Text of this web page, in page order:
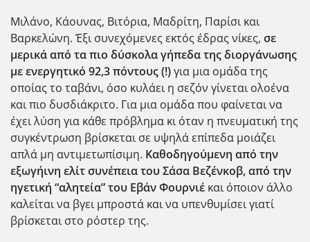
Μιλάνο, Κάουνας, Βιτόρια, Μαδρίτη, Παρίσι και
Βαρκελώνη. Έξι συνεχόμενες εκτός έδρας νίκες, σε
μερικά από τα πιο δύσκολα γήπεδα της διοργάνωσης
με ενεργητικό 92,3 πόντους (!)για μια ομάδα της
οποίας το ταβάνι, όσο κυλάει η σεζόν γίνεται ολοένα
και πιο δυσδιάκριτο. Για μια ομάδα που φαίνεται να
έχει λύση για κάθε πρόβλημα κι όταν η πνευματική της
συγκέντρωση βρίσκεται σε υψηλά επίπεδα μοιάζει
απλά μη αντιμετωπίσιμη. Καθοδηγούμενη από την
εξωγήινη ελίτ συνέπεια του Σάσα Βεζένκοβ, από την
ηγετική “αλητεία” του Εβάν Φουρνιέ και όποιον άλλο
καλείται να βγει μπροστά και να υπενθυμίσει γιατί
βρίσκεται στο ρόστερ της.